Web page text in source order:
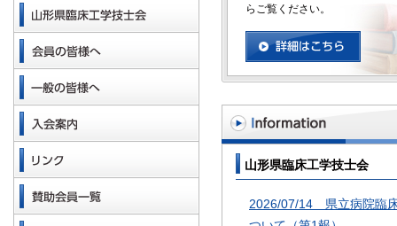
らご覧ください。
山形県臨床工学技士会
2026/07/14 県立病院臨